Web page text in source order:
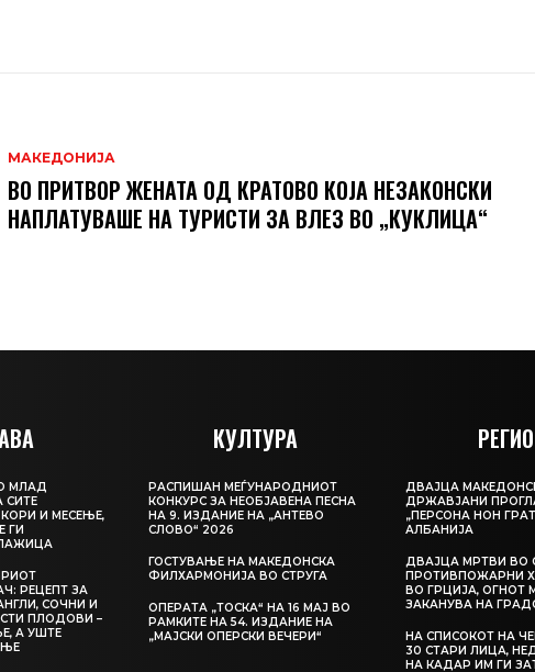
МАКЕДОНИЈА
ВО ПРИТВОР ЖЕНАТА ОД КРАТОВО КОЈА НЕЗАКОНСКИ
НАПЛАТУВАШЕ НА ТУРИСТИ ЗА ВЛЕЗ ВО „КУКЛИЦА“
МЛАД
СИТЕ
И МЕСЕЊЕ,
ГИ
РЕЦЕПТ ЗА
СОЧНИ И
ПЛОДОВИ –
А УШТЕ
КУЛТУРА
РАСПИШАН МЕЃУНАРОДНИОТ
КОНКУРС ЗА НЕОБЈАВЕНА ПЕСНА
НА 9. ИЗДАНИЕ НА „АНТЕВО
СЛОВО“ 2026
ГОСТУВАЊЕ НА МАКЕДОНСКА
ФИЛХАРМОНИЈА ВО СТРУГА
ОПЕРАТА „ТОСКА“ НА 16 МАЈ ВО
РАМКИТЕ НА 54. ИЗДАНИЕ НА
„МАЈСКИ ОПЕРСКИ ВЕЧЕРИ“
ДВАЈЦА
ДРЖАВЈАНИ
„ПЕРСОНА НОН
АЛБАНИЈА
ДВАЈЦА МРТВИ ВО
ПРОТИВПОЖАРНИ
ВО ГРЦИЈА, ОГНОТ
ЗАКАНУВА НА
НА СПИСОКОТ НА
30 СТАРИ ЛИЦА,
НА КАДАР ИМ ГИ